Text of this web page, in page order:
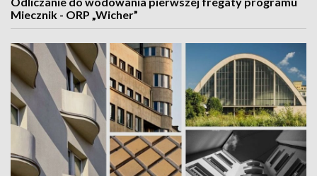
Miecznik - ORP „Wicher”